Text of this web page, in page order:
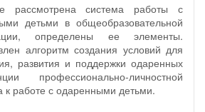
рассмотрена система работы с
детьми в общеобразовательной
определены ее элементы.
алгоритм создания условий для
развития и поддержки одаренных
профессионально-личностной
к работе с одаренными детьми.